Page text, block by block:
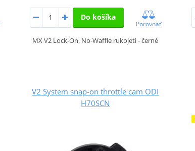
Do košíka
Porovnať
MX V2 Lock-On, No-Waffle rukojeti - černé
V2 System snap-on throttle cam ODI
H70SCN